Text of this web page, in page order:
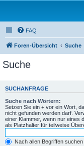
FAQ
Foren-Übersicht Suche
Suche
SUCHANFRAGE
Suche nach Wörtern:
Setzen Sie ein + vor ein Wort,
nicht gefunden werden darf.
einer Klammer, wenn nur eines
als Platzhalter für teilweise
Nach allen Begriffen